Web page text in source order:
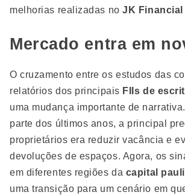
melhorias realizadas no JK Financial
Mercado entra em
O cruzamento entre os estudos das
relatórios dos principais FIIs de
uma mudança importante de
parte dos últimos anos, a principal
proprietários era reduzir vacância e
devoluções de espaços. Agora, os
em diferentes regiões da capital
uma transição para um cenário em